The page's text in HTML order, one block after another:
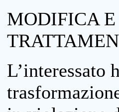
MODIFICA E
L’interessato